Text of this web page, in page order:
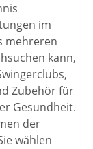
im
mehreren
kann,
Zubehör für
Gesundheit.
der
wählen